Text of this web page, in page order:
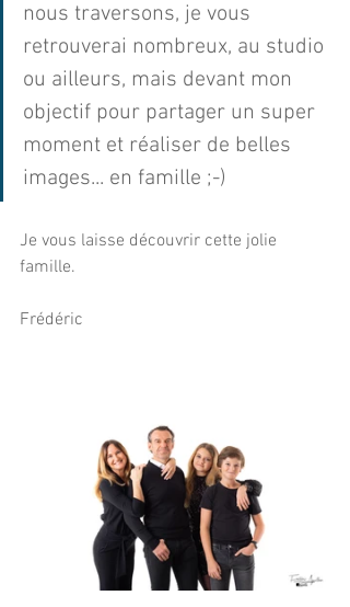
nous traversons, je vous
retrouverai nombreux, au studio
ou ailleurs, mais devant mon
objectif pour partager un super
moment et réaliser de belles
images... en famille ;-)
Je vous laisse découvrir cette jolie
famille.
Frédéric